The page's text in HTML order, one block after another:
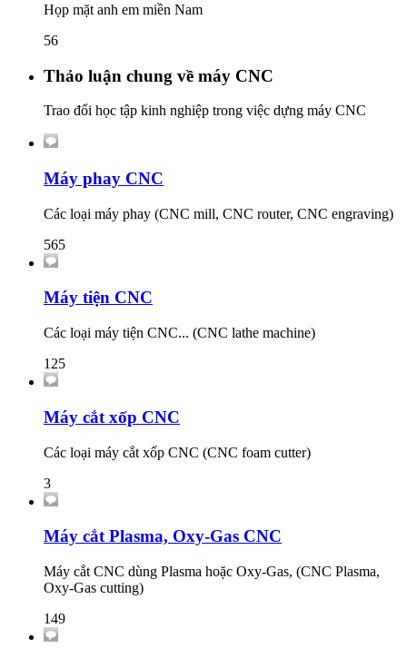
Họp mặt anh em miền Nam
56
Thảo luận chung về máy CNC
Trao đổi học tập kinh nghiệp trong việc dựng máy CNC
Máy phay CNC
Các loại máy phay (CNC mill, CNC router, CNC engraving)
565
Máy tiện CNC
Các loại máy tiện CNC... (CNC lathe machine)
125
Máy cắt xốp CNC
Các loại máy cắt xốp CNC (CNC foam cutter)
3
Máy cắt Plasma, Oxy-Gas CNC
Máy cắt CNC dùng Plasma hoặc Oxy-Gas, (CNC Plasma,
Oxy-Gas cutting)
149